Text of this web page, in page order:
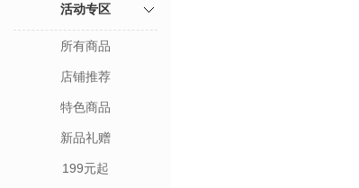
活动专区
所有商品
店铺推荐
特色商品
新品礼赠
199元起